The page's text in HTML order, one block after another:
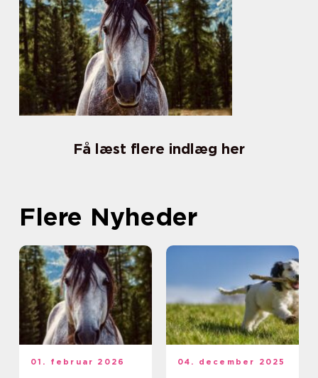
Få læst flere indlæg her
Flere Nyheder
01. februar 2026 04. december 2025